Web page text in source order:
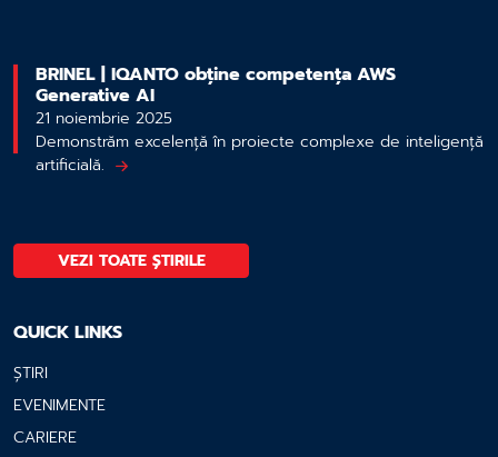
BRINEL | IQANTO obține competența AWS
Generative AI
21 noiembrie 2025
Demonstrăm excelență în proiecte complexe de inteligență
artificială.
VEZI TOATE ȘTIRILE
QUICK LINKS
ȘTIRI
EVENIMENTE
CARIERE